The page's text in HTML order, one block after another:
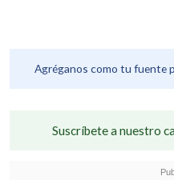
Agréganos como tu fuente
Suscríbete a nuestro